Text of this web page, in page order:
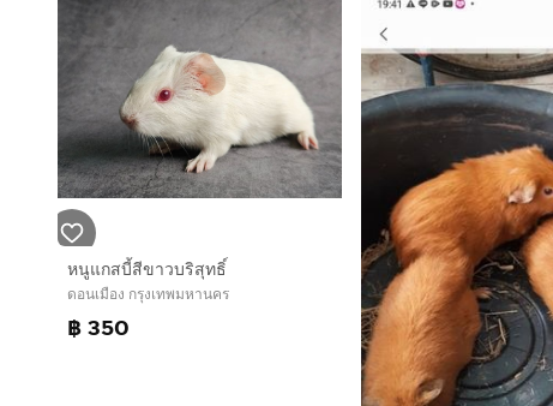
หนูแกสบี้สีขาวบริสุทธิ์
ดอนเมือง กรุงเทพมหานคร
฿ 350